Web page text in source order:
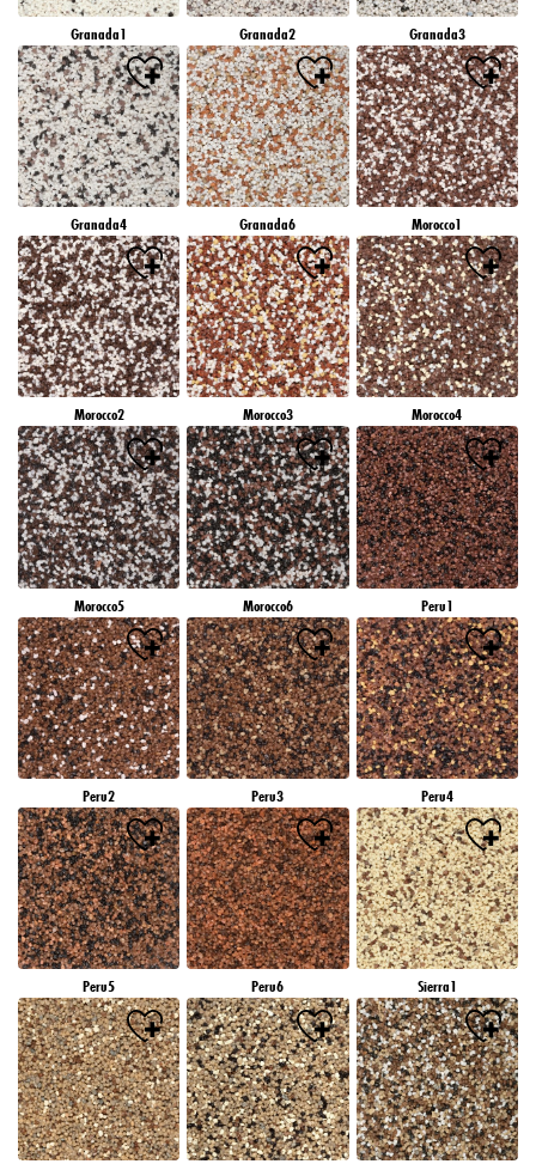
Granada1 Granada2 Granada3
Granada4 Granada6 Morocco1
Morocco2 Morocco3 Morocco4
Morocco5 Morocco6 Peru1
Peru2 Peru3 Peru4
Peru5 Peru6 Sierra1